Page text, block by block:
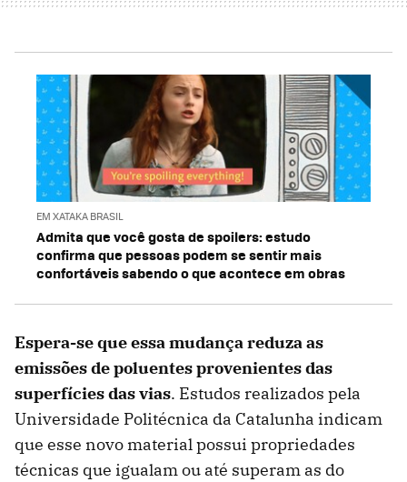
EM XATAKA BRASIL
Admita que você gosta de spoilers: estudo
confirma que pessoas podem se sentir mais
confortáveis sabendo o que acontece em obras
Espera-se que essa mudança reduza as
emissões de poluentes provenientes das
superfícies das vias. Estudos realizados pela
Universidade Politécnica da Catalunha indicam
que esse novo material possui propriedades
técnicas que igualam ou até superam as do